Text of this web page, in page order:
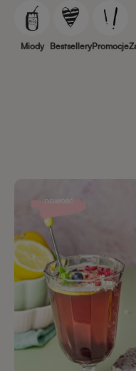
Miody BestselleryPromocje
nowość